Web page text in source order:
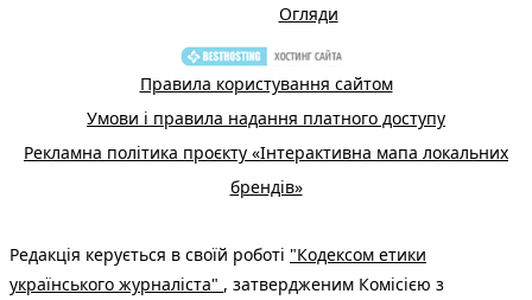
Огляди
Правила користування сайтом
Умови і правила надання платного доступу
Рекламна політика проєкту «Інтерактивна мапа локальних
брендів»
Редакція керується в своїй роботі "Кодексом етики
українського журналіста" , затвердженим Комісією з